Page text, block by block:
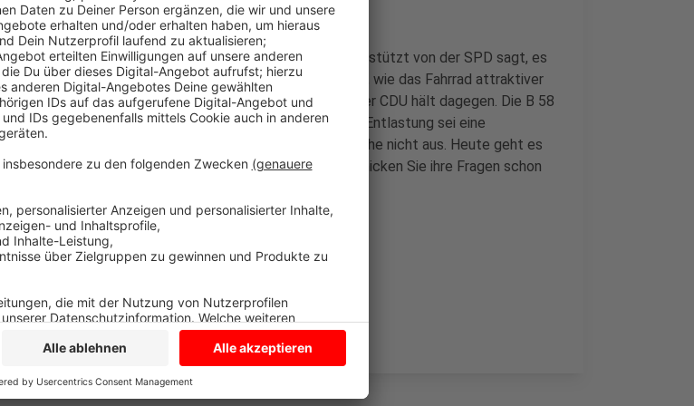
Christoph Lützenkirchen von der Grünen und unterstützt von der SPD sagt, es
eine Lösung. Es sei nötig, andere Verkehrsmöglichkeiten, wie das Fahrrad attraktiver
Der amtierende Bürgermeister Ansgar Mertens von der CDU hält dagegen. Die B 58
Bundesstraße, die überregionalen Verkehr aufnehme. Als Entlastung sei eine
geplant. Alleine auf das Fahrrad zu setzen, reiche nicht aus. Heute geht es
den Bürgermeisterkandidaten für Olfen, um 18 Uhr. Schicken Sie ihre Fragen schon